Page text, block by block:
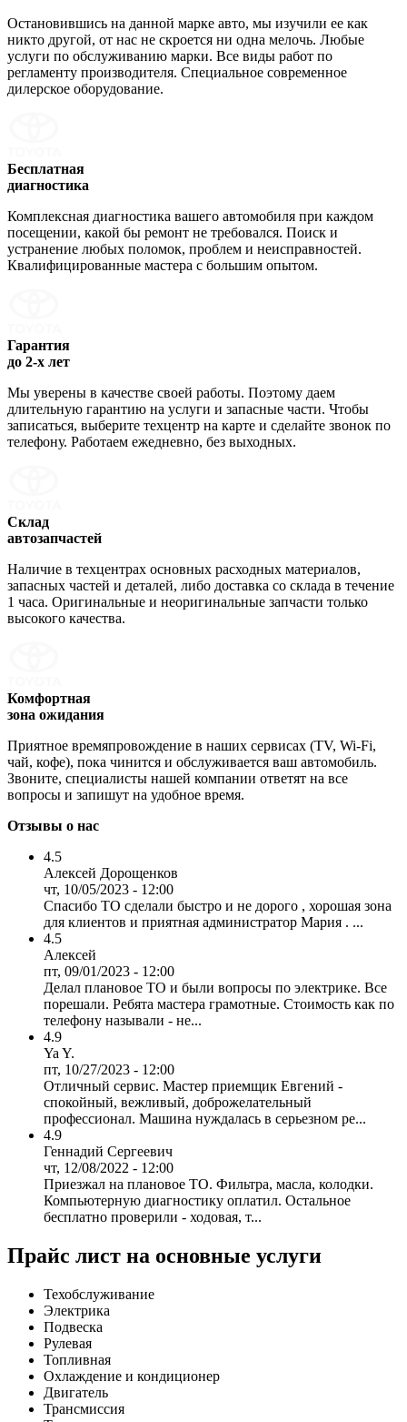
Остановившись на данной марке авто, мы изучили ее как
никто другой, от нас не скроется ни одна мелочь. Любые
услуги по обслуживанию марки. Все виды работ по
регламенту производителя. Специальное современное
дилерское оборудование.
Бесплатная
диагностика
Комплексная диагностика вашего автомобиля при каждом
посещении, какой бы ремонт не требовался. Поиск и
устранение любых поломок, проблем и неисправностей.
Квалифицированные мастера с большим опытом.
Гарантия
до 2-х лет
Мы уверены в качестве своей работы. Поэтому даем
длительную гарантию на услуги и запасные части. Чтобы
записаться, выберите техцентр на карте и сделайте звонок по
телефону. Работаем ежедневно, без выходных.
Склад
автозапчастей
Наличие в техцентрах основных расходных материалов,
запасных частей и деталей, либо доставка со склада в течение
1 часа. Оригинальные и неоригинальные запчасти только
высокого качества.
Комфортная
зона ожидания
Приятное времяпровождение в наших сервисах (TV, Wi-Fi,
чай, кофе), пока чинится и обслуживается ваш автомобиль.
Звоните, специалисты нашей компании ответят на все
вопросы и запишут на удобное время.
Отзывы о нас
4.5
Алексей Дорощенков
чт, 10/05/2023 - 12:00
Спасибо ТО сделали быстро и не дорого , хорошая зона
для клиентов и приятная администратор Мария . ...
4.5
Алексей
пт, 09/01/2023 - 12:00
Делал плановое ТО и были вопросы по электрике. Все
порешали. Ребята мастера грамотные. Стоимость как по
телефону называли - не...
4.9
Ya Y.
пт, 10/27/2023 - 12:00
Отличный сервис. Мастер приемщик Евгений -
спокойный, вежливый, доброжелательный
профессионал. Машина нуждалась в серьезном ре...
4.9
Геннадий Сергеевич
чт, 12/08/2022 - 12:00
Приезжал на плановое ТО. Фильтра, масла, колодки.
Компьютерную диагностику оплатил. Остальное
бесплатно проверили - ходовая, т...
Прайс лист на основные услуги
Техобслуживание
Электрика
Подвеска
Рулевая
Топливная
Охлаждение и кондиционер
Двигатель
Трансмиссия